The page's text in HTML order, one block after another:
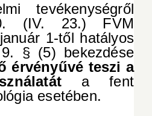
tevékenységről
(IV. 23.) FVM
1-től hatályos
9. § (5) bekezdése
érvényűvé teszi a
a fent
esetében.